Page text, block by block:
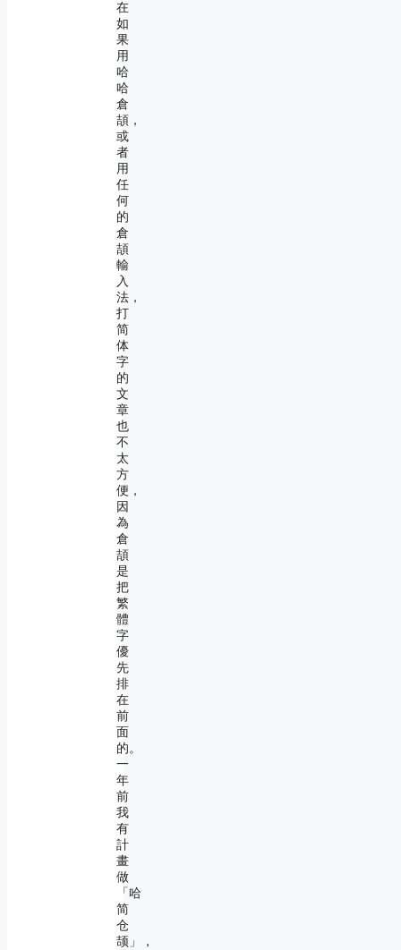
在
如
果
用
哈
哈
倉
頡，
或
者
用
任
何
的
倉
頡
輸
入
法，
打
简
体
字
的
文
章
也
不
太
方
便，
因
為
倉
頡
是
把
繁
體
字
優
先
排
在
前
面
的。
一
年
前
我
有
計
畫
做
「哈
简
仓
颉」，